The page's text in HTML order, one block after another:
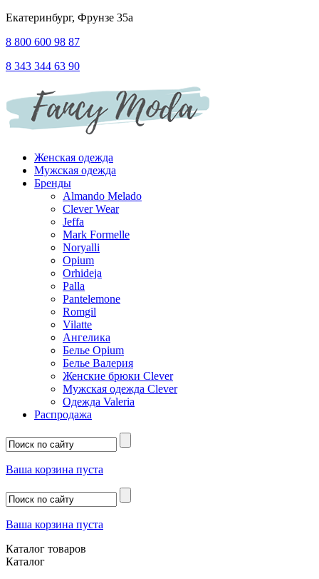
Екатеринбург, Фрунзе 35а
8 800 600 98 87
8 343 344 63 90
Женская одежда
Мужская одежда
Бренды
Almando Melado
Clever Wear
Jeffa
Mark Formelle
Noryalli
Opium
Orhideja
Palla
Pantelemone
Romgil
Vilatte
Ангелика
Белье Opium
Белье Валерия
Женские брюки Clever
Мужская одежда Clever
Одежда Valeria
Распродажа
Ваша корзина пуста
Ваша корзина пуста
Каталог товаров
Каталог